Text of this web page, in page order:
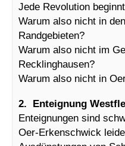
Jede Revolution
Warum also nicht in
Randgebieten?
Warum also nicht im
Recklinghausen?
Warum also nicht in
2. Enteignung
Enteignungen sind
Oer-Erkenschwick